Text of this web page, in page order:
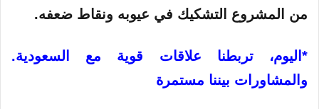
من المشروع التشكيك في عيوبه ونقاط ضعفه.
*اليوم، تربطنا علاقات قوية مع السعودية.
والمشاورات بيننا مستمرة